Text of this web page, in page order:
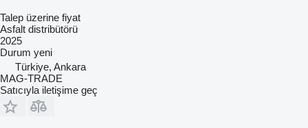
Talep üzerine fiyat
Asfalt distribütörü
2025
Durum yeni
Türkiye, Ankara
MAG-TRADE
Satıcıyla iletişime geç